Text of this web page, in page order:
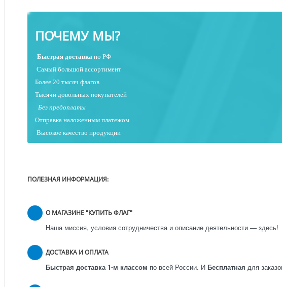
ПОЧЕМУ МЫ?
Быстрая доставка по РФ
Самый большой ассортимент
Более 20 тысяч флагов
Тысячи довольных покупателей
Без предоплаты
Отправка наложенным платежом
Высокое качество продукции
ПОЛЕЗНАЯ ИНФОРМАЦИЯ:
О МАГАЗИНЕ "КУПИТЬ ФЛАГ"
Наша миссия, условия сотрудничества и описание деятельности — здесь!
ДОСТАВКА И ОПЛАТА
Быстрая доставка 1-м классом по всей России. И Бесплатная для